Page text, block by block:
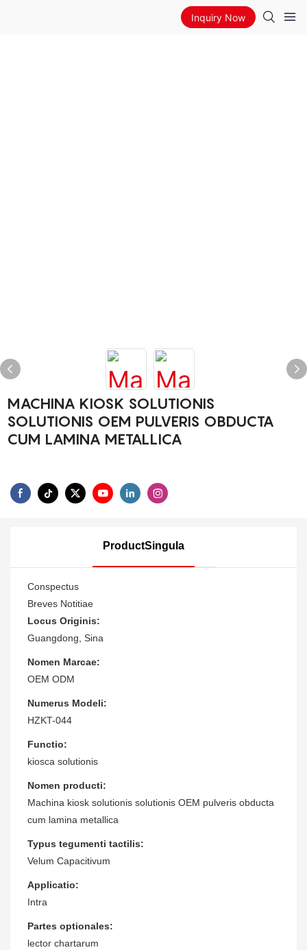
Inquiry Now
MACHINA KIOSK SOLUTIONIS
SOLUTIONIS OEM PULVERIS OBDUCTA
CUM LAMINA METALLICA
ProductSingula
Conspectus
Breves Notitiae
Locus Originis:
Guangdong, Sina
Nomen Marcae:
OEM ODM
Numerus Modeli:
HZKT-044
Functio:
kiosca solutionis
Nomen producti:
Machina kiosk solutionis solutionis OEM pulveris obducta
cum lamina metallica
Typus tegumenti tactilis:
Velum Capacitivum
Applicatio:
Intra
Partes optionales:
lector chartarum